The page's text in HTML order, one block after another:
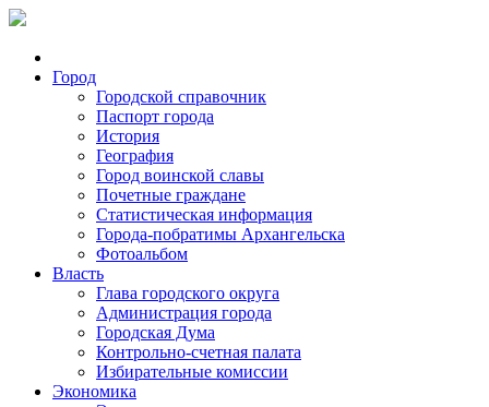
Город
Городской справочник
Паспорт города
История
География
Город воинской славы
Почетные граждане
Статистическая информация
Города-побратимы Архангельска
Фотоальбом
Власть
Глава городского округа
Администрация города
Городская Дума
Контрольно-счетная палата
Избирательные комиссии
Экономика